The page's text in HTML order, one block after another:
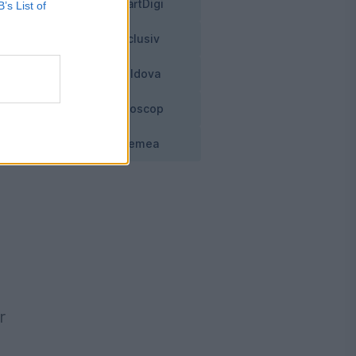
List of
SmartDigi
Exclusiv
Moldova
Horoscop
Vremea